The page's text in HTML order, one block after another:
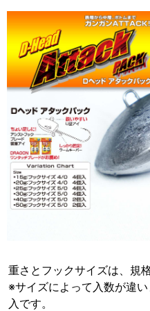
重さとフックサイズは、規
※サイズによって入数が違
入です。